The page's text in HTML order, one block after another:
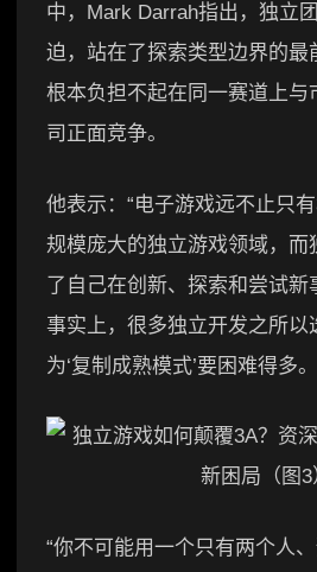
中，Mark Darrah指出，独立
迫，站在了探索类型边界的
根本负担不起在同一赛道上与
司正面竞争。
他表示：“电子游戏远不止只
规模庞大的独立游戏领域，而
了自己在创新、探索和尝试新
事实上，很多独立开发之所以
为‘复制成熟模式’要困难得多
“你不可能用一个只有两个人